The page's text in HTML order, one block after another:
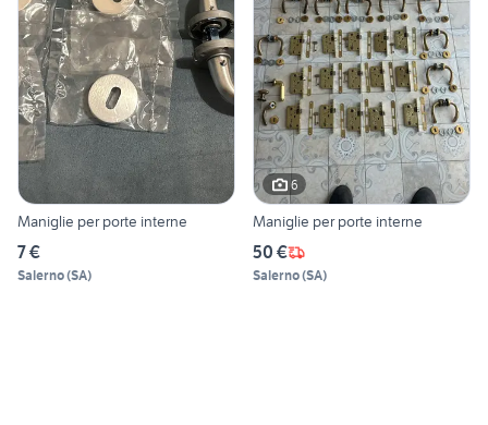
Maniglie per porte interne
7 €
Salerno(SA)
6
Maniglie per porte interne
50 €
Salerno(SA)